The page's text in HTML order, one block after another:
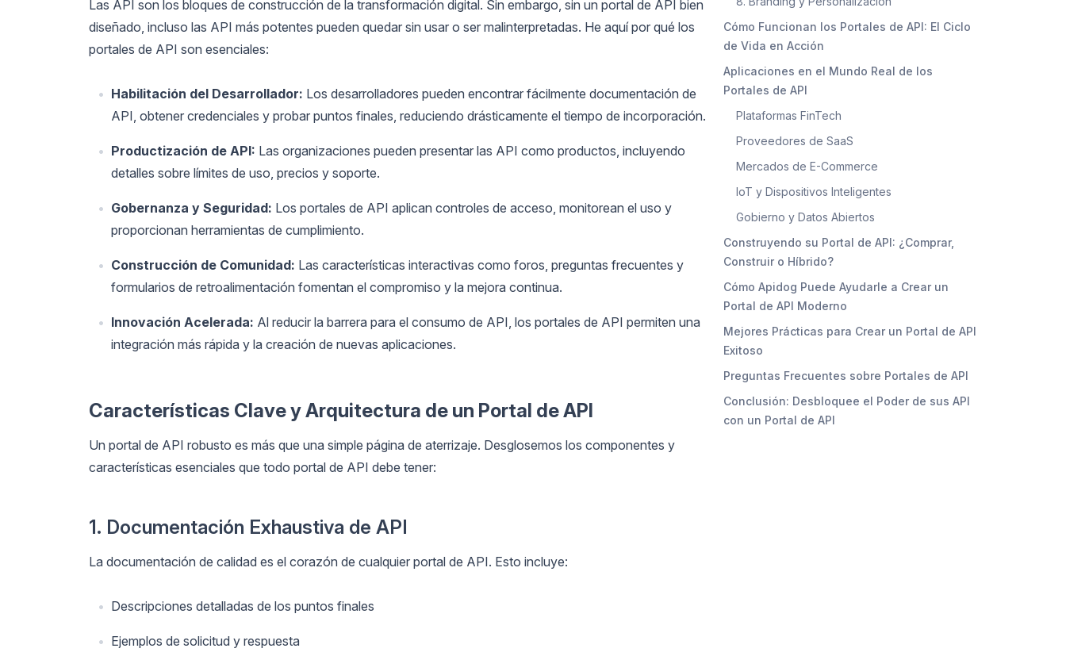
Las API son los bloques de construcción de la transformación digital. Sin embargo, sin un portal de API bien
diseñado, incluso las API más potentes pueden quedar sin usar o ser malinterpretadas. He aquí por qué los
portales de API son esenciales:
Habilitación del Desarrollador: Los desarrolladores pueden encontrar fácilmente documentación de
API, obtener credenciales y probar puntos finales, reduciendo drásticamente el tiempo de incorporación.
Productización de API: Las organizaciones pueden presentar las API como productos, incluyendo
detalles sobre límites de uso, precios y soporte.
Gobernanza y Seguridad: Los portales de API aplican controles de acceso, monitorean el uso y
proporcionan herramientas de cumplimiento.
Construcción de Comunidad: Las características interactivas como foros, preguntas frecuentes y
formularios de retroalimentación fomentan el compromiso y la mejora continua.
Innovación Acelerada: Al reducir la barrera para el consumo de API, los portales de API permiten una
integración más rápida y la creación de nuevas aplicaciones.
Características Clave y Arquitectura de un Portal de API
Un portal de API robusto es más que una simple página de aterrizaje. Desglosemos los componentes y
características esenciales que todo portal de API debe tener:
1. Documentación Exhaustiva de API
La documentación de calidad es el corazón de cualquier portal de API. Esto incluye:
Descripciones detalladas de los puntos finales
Ejemplos de solicitud y respuesta
Cómo Funcionan los Portales de API: El Ciclo
de Vida en Acción
Aplicaciones en el Mundo Real de los
Portales de API
Plataformas FinTech
Proveedores de SaaS
Mercados de E-Commerce
IoT y Dispositivos Inteligentes
Gobierno y Datos Abiertos
Construyendo su Portal de API: ¿Comprar,
Construir o Híbrido?
Cómo Apidog Puede Ayudarle a Crear un
Portal de API Moderno
Mejores Prácticas para Crear un Portal de API
Exitoso
Preguntas Frecuentes sobre Portales de API
Conclusión: Desbloquee el Poder de sus API
con un Portal de API